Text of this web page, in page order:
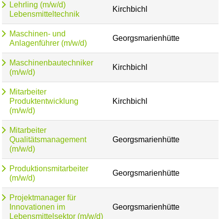
Lehrling (m/w/d)
Lebensmitteltechnik
Kirchbichl
Maschinen- und
Anlagenführer (m/w/d)
Georgsmarienhütte
Maschinenbautechniker
(m/w/d)
Kirchbichl
Mitarbeiter
Produktentwicklung
(m/w/d)
Kirchbichl
Mitarbeiter
Qualitätsmanagement
(m/w/d)
Georgsmarienhütte
Produktionsmitarbeiter
(m/w/d)
Georgsmarienhütte
Projektmanager für
Innovationen im
Lebensmittelsektor (m/w/d)
Georgsmarienhütte